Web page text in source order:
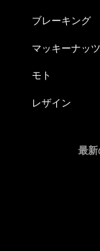
ブレーキング
マッキーナッツ
モト
レザイン
最